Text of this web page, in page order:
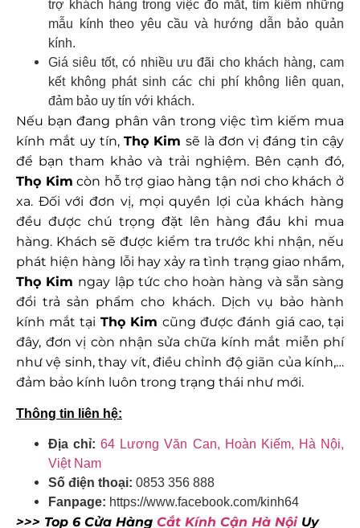
trợ khách hàng trong việc đo mắt, tìm kiếm những
mẫu kính theo yêu cầu và hướng dẫn bảo quản
kính.
Giá siêu tốt, có nhiều ưu đãi cho khách hàng, cam
kết không phát sinh các chi phí không liên quan,
đảm bảo uy tín với khách.
Nếu bạn đang phân vân trong việc tìm kiếm mua
kính mắt uy tín,Thọ Kim sẽ là đơn vị đáng tin cậy
để bạn tham khảo và trải nghiệm. Bên cạnh đó,
Thọ Kim còn hỗ trợ giao hàng tận nơi cho khách ở
xa. Đối với đơn vị, mọi quyền lợi của khách hàng
đều được chú trọng đặt lên hàng đầu khi mua
hàng. Khách sẽ được kiểm tra trước khi nhận, nếu
phát hiện hàng lỗi hay xảy ra tình trạng giao nhầm,
Thọ Kim ngay lập tức cho hoàn hàng và sẵn sàng
đổi trả sản phẩm cho khách. Dịch vụ bảo hành
kính mắt tại Thọ Kimcũng được đánh giá cao, tại
đây, đơn vị còn nhận sửa chữa kính mắt miễn phí
như vệ sinh, thay vít, điều chỉnh độ giãn của kính,…
đảm bảo kính luôn trong trạng thái như mới.
Thông tin liên hệ:
Địa chỉ:64 Lương Văn Can, Hoàn Kiếm, Hà Nội,
Việt Nam
Số điện thoại: 0853 356 888
Fanpage: https://www.facebook.com/kinh64
>>> Top 6 Cửa Hàng Cắt Kính Cận Hà NộiUy